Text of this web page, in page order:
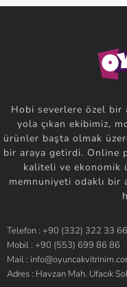
Hobi severlere özel bir
yola çıkan ekibimiz,
ürünler başta olmak
bir araya getirdi. Online
kaliteli ve ekonomik
memnuniyeti odaklı bir
Telefon : +90 (332) 322 33 66
Mobil : +90 (553) 699 86 86
Mail :
Adres : Havzan Mah. Ufacık